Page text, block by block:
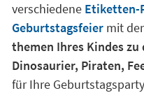
verschiedene Etiketten-
Geburtstagsfeiermit
themen Ihres Kindes
Dinosaurier, Piraten,
für Ihre